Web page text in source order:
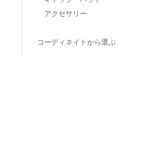
アクセサリー
コーディネイトから選ぶ